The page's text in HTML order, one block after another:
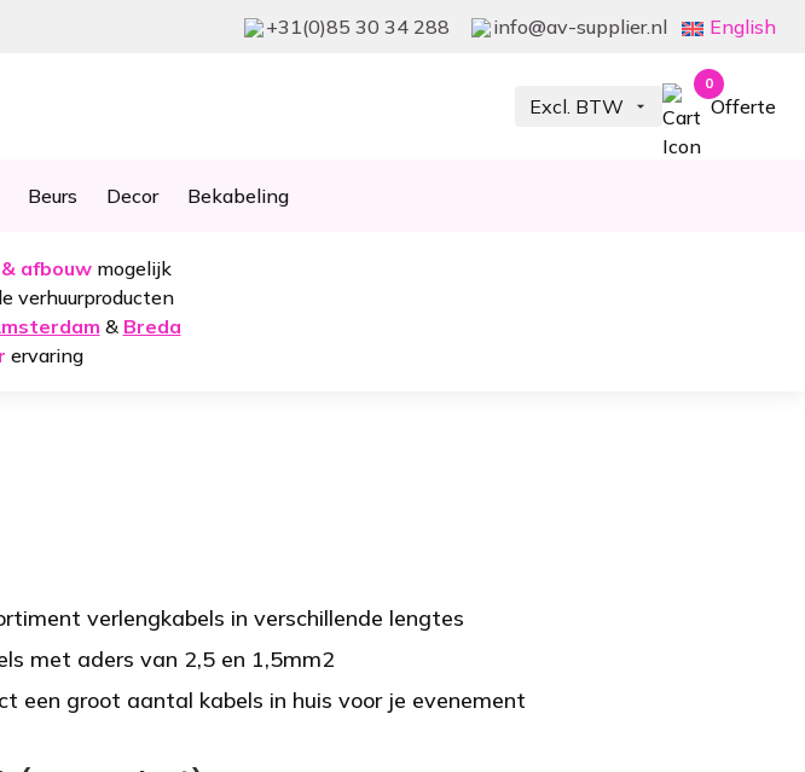
+31(0)85 30 34 288 info@av-supplier.nl English
0
Offerte
Beurs Decor Bekabeling
afbouw mogelijk
verhuurproducten
& Breda
ervaring
verlengkabels in verschillende lengtes
met aders van 2,5 en 1,5mm2
een groot aantal kabels in huis voor je evenement